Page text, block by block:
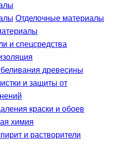
Отделочные материалы
и спецсредства
древесины
и защиты от
краски и обоев
химия
и растворители